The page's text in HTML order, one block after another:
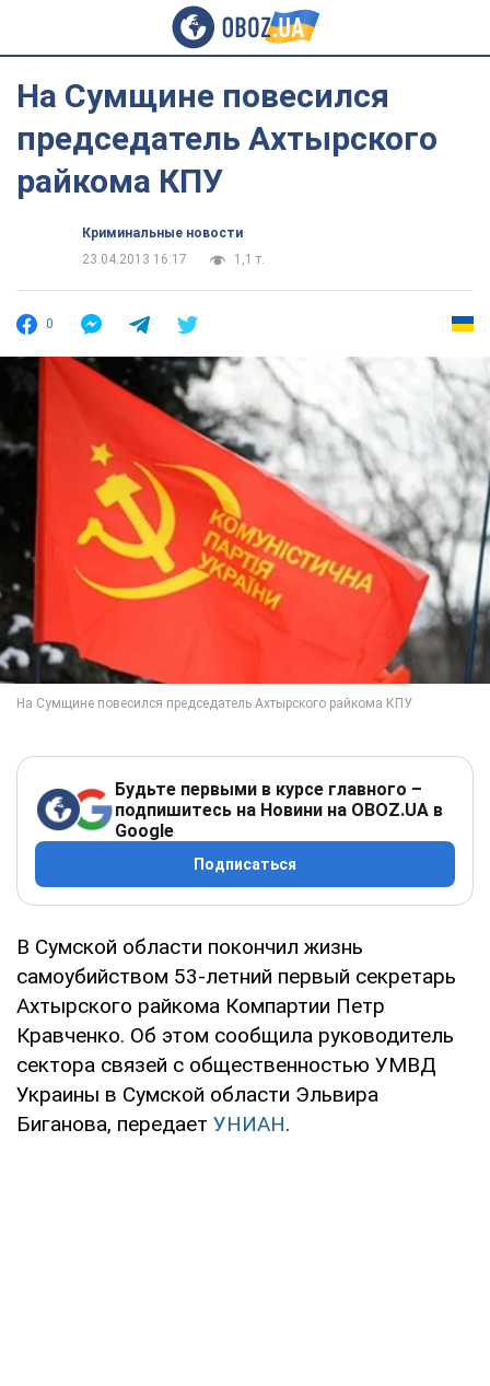
На Сумщине повесился
председатель Ахтырского
райкома КПУ
Криминальные новости
23.04.2013 16:17
1,1 т.
0
Будьте первыми в курсе главного –
подпишитесь на Новини на OBOZ.UA в
Google
Подписаться
В Сумской области покончил жизнь
самоубийством 53-летний первый секретарь
Ахтырского райкома Компартии Петр
Кравченко. Об этом сообщила руководитель
сектора связей с общественностью УМВД
Украины в Сумской области Эльвира
Биганова, передает УНИАН.